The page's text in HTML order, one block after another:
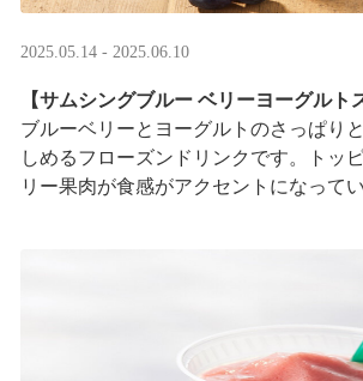
2025.05.14 - 2025.06.10
【サムシングブルー ベリーヨーグルト
ブルーベリーとヨーグルトのさっぱり
しめるフローズンドリンクです。トッ
リー果肉が食感がアクセントになってい